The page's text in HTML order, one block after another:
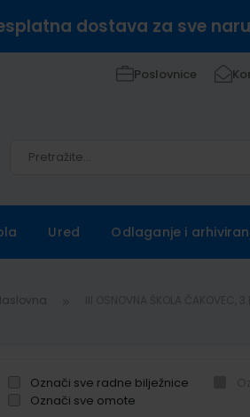
dostava za sve
Poslovnice
Ured Odlaganje i
Označi sve radne bilježnice
Označi sve omote